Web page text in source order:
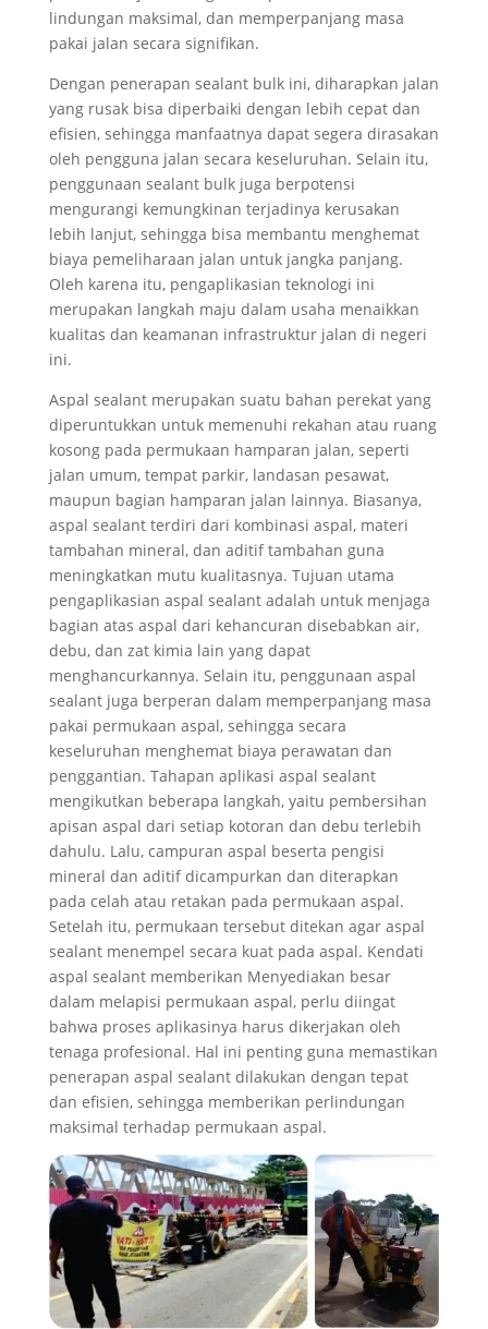
lindungan maksimal, dan memperpanjang masa
pakai jalan secara signifikan.
Dengan penerapan sealant bulk ini, diharapkan jalan
yang rusak bisa diperbaiki dengan lebih cepat dan
efisien, sehingga manfaatnya dapat segera dirasakan
oleh pengguna jalan secara keseluruhan. Selain itu,
penggunaan sealant bulk juga berpotensi
mengurangi kemungkinan terjadinya kerusakan
lebih lanjut, sehingga bisa membantu menghemat
biaya pemeliharaan jalan untuk jangka panjang.
Oleh karena itu, pengaplikasian teknologi ini
merupakan langkah maju dalam usaha menaikkan
kualitas dan keamanan infrastruktur jalan di negeri
ini.
Aspal sealant merupakan suatu bahan perekat yang
diperuntukkan untuk memenuhi rekahan atau ruang
kosong pada permukaan hamparan jalan, seperti
jalan umum, tempat parkir, landasan pesawat,
maupun bagian hamparan jalan lainnya. Biasanya,
aspal sealant terdiri dari kombinasi aspal, materi
tambahan mineral, dan aditif tambahan guna
meningkatkan mutu kualitasnya. Tujuan utama
pengaplikasian aspal sealant adalah untuk menjaga
bagian atas aspal dari kehancuran disebabkan air,
debu, dan zat kimia lain yang dapat
menghancurkannya. Selain itu, penggunaan aspal
sealant juga berperan dalam memperpanjang masa
pakai permukaan aspal, sehingga secara
keseluruhan menghemat biaya perawatan dan
penggantian. Tahapan aplikasi aspal sealant
mengikutkan beberapa langkah, yaitu pembersihan
apisan aspal dari setiap kotoran dan debu terlebih
dahulu. Lalu, campuran aspal beserta pengisi
mineral dan aditif dicampurkan dan diterapkan
pada celah atau retakan pada permukaan aspal.
Setelah itu, permukaan tersebut ditekan agar aspal
sealant menempel secara kuat pada aspal. Kendati
aspal sealant memberikan Menyediakan besar
dalam melapisi permukaan aspal, perlu diingat
bahwa proses aplikasinya harus dikerjakan oleh
tenaga profesional. Hal ini penting guna memastikan
penerapan aspal sealant dilakukan dengan tepat
dan efisien, sehingga memberikan perlindungan
maksimal terhadap permukaan aspal.